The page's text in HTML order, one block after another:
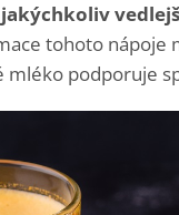
tohoto nápoje
podporuje